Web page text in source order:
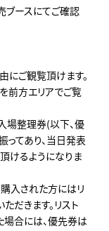
ースにてご確認
にご観覧頂けます。
前方エリアでご覧
場整理券(以下、優
ってあり、当日発表
けるようになりま
購入された方にはリ
だきます。リスト
場合には、優先券は